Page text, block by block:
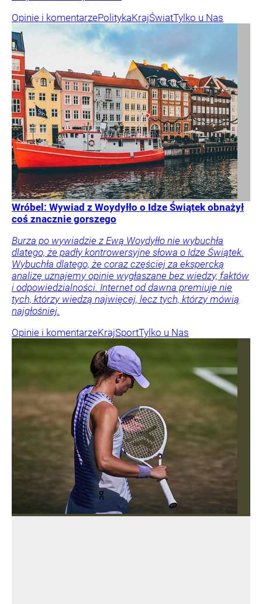
Opinie i komentarzePolitykaKrajŚwiatTylko u Nas
Wróbel: Wywiad z Woydyłło o Idze Świątek obnażył
coś znacznie gorszego
Burza po wywiadzie z Ewą Woydyłło nie wybuchła
dlatego, że padły kontrowersyjne słowa o Idze Świątek.
Wybuchła dlatego, że coraz częściej za ekspercką
analizę uznajemy opinie wygłaszane bez wiedzy, faktów
i odpowiedzialności. Internet od dawna premiuje nie
tych, którzy wiedzą najwięcej, lecz tych, którzy mówią
najgłośniej.
Opinie i komentarzeKrajSportTylko u Nas